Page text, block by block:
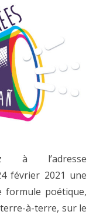
de
à l’adresse
février 2021 une
formule poétique,
à-terre, sur le